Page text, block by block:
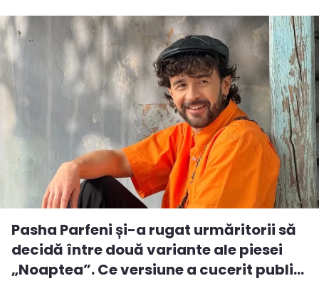
Pasha Parfeni și-a rugat urmăritorii să
decidă între două variante ale piesei
„Noaptea”. Ce versiune a cucerit publi...